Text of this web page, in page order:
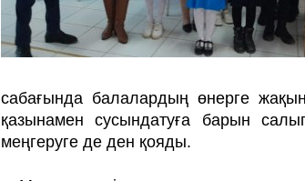
сабағында балалардың өнерге
қазынамен сусындатуға барын
меңгеруге де ден қояды.